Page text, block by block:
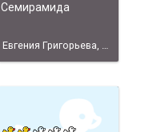
Семирамида
Евгения Григорьева, Юрий Павленко /под псевдонимом Евгения Григорьева/